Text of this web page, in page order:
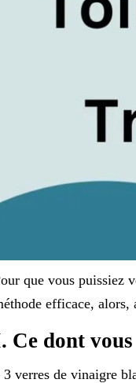
que vous puissiez
efficace, alors,
Ce dont
3 verres de vinaigre